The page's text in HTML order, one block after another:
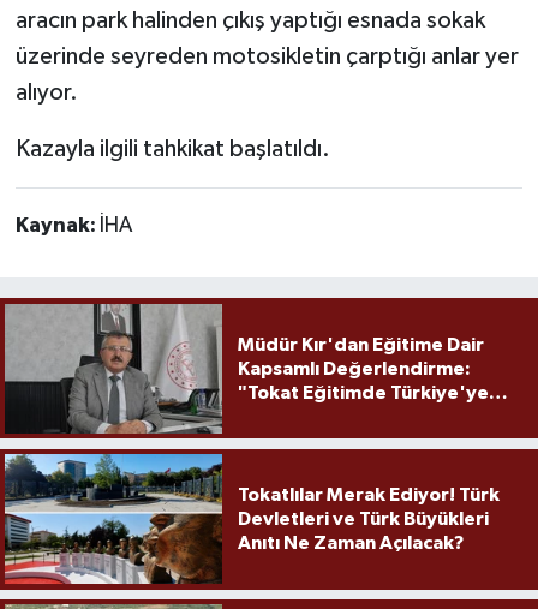
aracın park halinden çıkış yaptığı esnada sokak
üzerinde seyreden motosikletin çarptığı anlar yer
alıyor.
Kazayla ilgili tahkikat başlatıldı.
Kaynak: İHA
Müdür Kır'dan Eğitime Dair
Kapsamlı Değerlendirme:
"Tokat Eğitimde Türkiye'ye
Tokatlılar Merak Ediyor! Türk
Devletleri ve Türk Büyükleri
Anıtı Ne Zaman Açılacak?